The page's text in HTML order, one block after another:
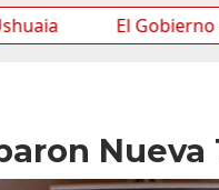
El Gobierno avanza